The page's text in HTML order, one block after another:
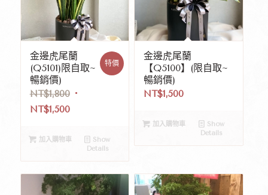
金邊虎尾蘭
(Q5101)限自取~
暢銷價)
NT$1,800
NT$1,500
特價
加入購物車
Show
Details
金邊虎尾蘭
【Q5100】(限自取~
暢銷價)
NT$1,500
加入購物車
Show
Details